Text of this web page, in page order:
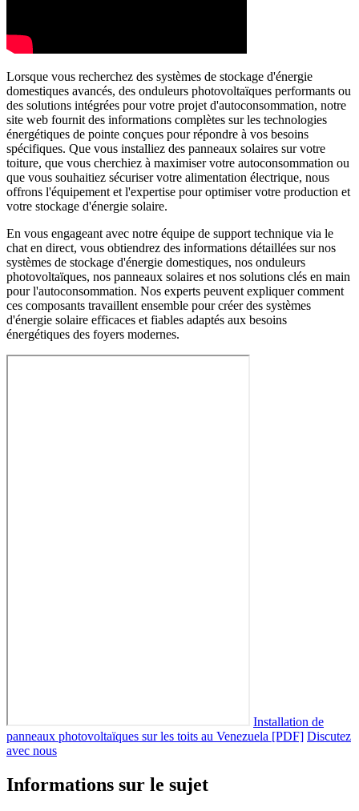
Lorsque vous recherchez des systèmes de stockage d'énergie
domestiques avancés, des onduleurs photovoltaïques performants ou
des solutions intégrées pour votre projet d'autoconsommation, notre
site web fournit des informations complètes sur les technologies
énergétiques de pointe conçues pour répondre à vos besoins
spécifiques. Que vous installiez des panneaux solaires sur votre
toiture, que vous cherchiez à maximiser votre autoconsommation ou
que vous souhaitiez sécuriser votre alimentation électrique, nous
offrons l'équipement et l'expertise pour optimiser votre production et
votre stockage d'énergie solaire.
En vous engageant avec notre équipe de support technique via le
chat en direct, vous obtiendrez des informations détaillées sur nos
systèmes de stockage d'énergie domestiques, nos onduleurs
photovoltaïques, nos panneaux solaires et nos solutions clés en main
pour l'autoconsommation. Nos experts peuvent expliquer comment
ces composants travaillent ensemble pour créer des systèmes
d'énergie solaire efficaces et fiables adaptés aux besoins
énergétiques des foyers modernes.
Installation de
panneaux photovoltaïques sur les toits au Venezuela [PDF] Discutez
avec nous
Informations sur le sujet